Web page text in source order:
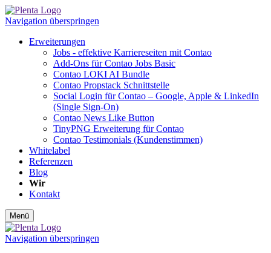
Navigation überspringen
Erweiterungen
Jobs - effektive Karriereseiten mit Contao
Add-Ons für Contao Jobs Basic
Contao LOKI AI Bundle
Contao Propstack Schnittstelle
Social Login für Contao – Google, Apple & LinkedIn
(Single Sign-On)
Contao News Like Button
TinyPNG Erweiterung für Contao
Contao Testimonials (Kundenstimmen)
Whitelabel
Referenzen
Blog
Wir
Kontakt
Menü
Navigation überspringen